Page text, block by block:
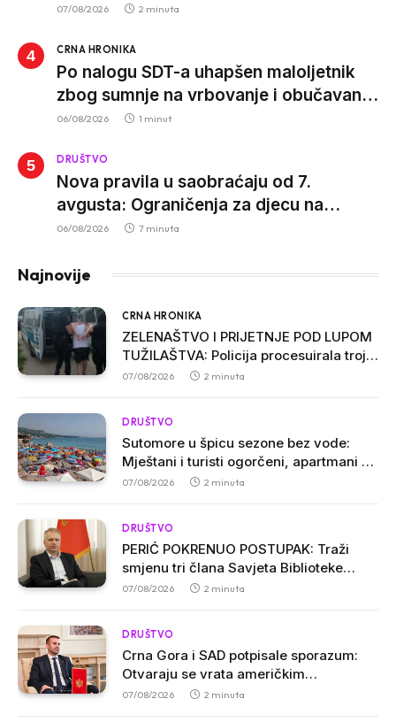
07/08/2026 2 minuta
CRNA HRONIKA
Po nalogu SDT-a uhapšen maloljetnik
zbog sumnje na vrbovanje i obučavanje
za izvršenje terorističkih djela
06/08/2026 1 minut
DRUŠTVO
Nova pravila u saobraćaju od 7.
avgusta: Ograničenja za djecu na
trotinetima i mlade vozače, veće kazne
06/08/2026 7 minuta
Najnovije
CRNA HRONIKA
ZELENAŠTVO I PRIJETNJE POD LUPOM
TUŽILAŠTVA: Policija procesuirala troje
osumnjičenih u Ulcinju
07/08/2026 2 minuta
DRUŠTVO
Sutomore u špicu sezone bez vode:
Mještani i turisti ogorčeni, apartmani se
prazne zbog višesatnih restrikcija
07/08/2026 2 minuta
DRUŠTVO
PERIĆ POKRENUO POSTUPAK: Traži
smjenu tri člana Savjeta Biblioteke
„Radosav Ljumović“ zbog inicijative o
07/08/2026 2 minuta
DRUŠTVO
Crna Gora i SAD potpisale sporazum:
Otvaraju se vrata američkim
investicijama i tehnologijama
07/08/2026 2 minuta